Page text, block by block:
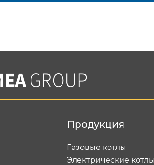
Продукция
Газовые котлы
Электрические котлы